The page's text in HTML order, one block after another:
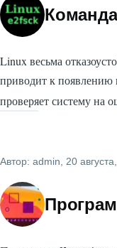
Linux весьма
приводит к появлению
проверяет систему на
Автор: admin , 20